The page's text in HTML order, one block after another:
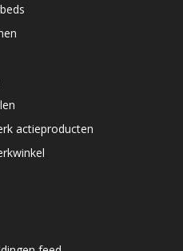
actieproducten